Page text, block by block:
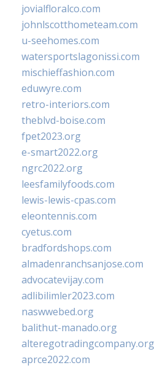
jovialfloralco.com
johnlscotthometeam.com
u-seehomes.com
watersportslagonissi.com
mischieffashion.com
eduwyre.com
retro-interiors.com
theblvd-boise.com
fpet2023.org
e-smart2022.org
ngrc2022.org
leesfamilyfoods.com
lewis-lewis-cpas.com
eleontennis.com
cyetus.com
bradfordshops.com
almadenranchsanjose.com
advocatevijay.com
adlibilimler2023.com
naswwebed.org
balithut-manado.org
alteregotradingcompany.org
aprce2022.com